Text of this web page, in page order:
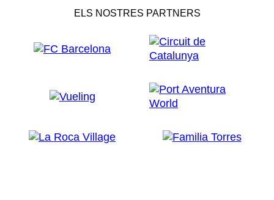
ELS NOSTRES PARTNERS